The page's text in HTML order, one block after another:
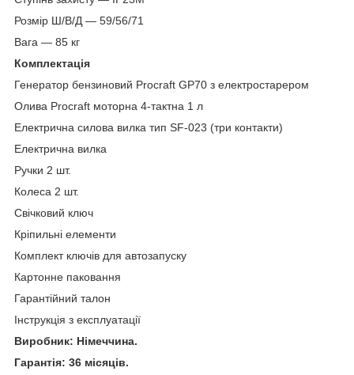
Розмір Ш/В/Д — 59/56/71
Вага — 85 кг
Комплектація
Генератор бензиновий Procraft GP70 з електростарером
Олива Procraft моторна 4-тактна 1 л
Електрична силова вилка тип SF-023 (три контакти)
Електрична вилка
Ручки 2 шт.
Колеса 2 шт.
Свічковий ключ
Кріпильні елементи
Комплект ключів для автозапуску
Картонне паковання
Гарантійний талон
Інструкція з експлуатації
Виробник: Німеччина.
Гарантія: 36 місяців.